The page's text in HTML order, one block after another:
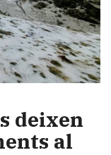
deixen
al